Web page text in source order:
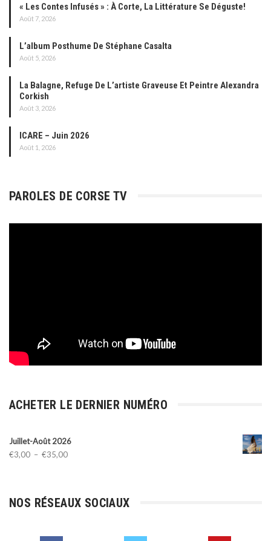
« Les Contes Infusés » : À Corte, La Littérature Se Déguste!
Août 7, 2026
L’album Posthume De Stéphane Casalta
Août 5, 2026
La Balagne, Refuge De L’artiste Graveuse Et Peintre Alexandra
Corkish
Août 3, 2026
ICARE – Juin 2026
Août 1, 2026
PAROLES DE CORSE TV
ACHETER LE DERNIER NUMÉRO
Juillet-Août 2026
€3,00 – €35,00Plage
à
NOS RÉSEAUX SOCIAUX